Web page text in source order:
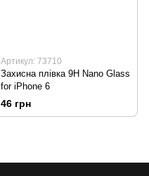
Артикул: 73710
Захисна плівка 9H Nano Glass
for iPhone 6
46 грн